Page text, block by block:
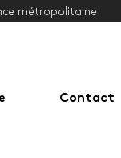
métropolitaine
Contact